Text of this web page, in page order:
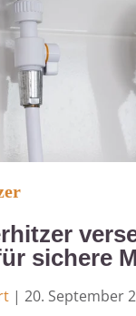
sichere
| 20. September